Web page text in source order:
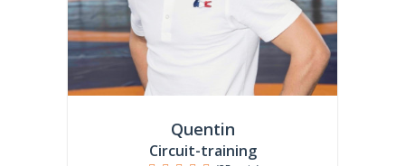
Quentin
Circuit-training